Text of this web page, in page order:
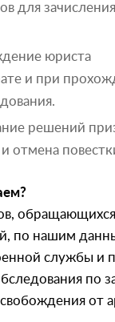
для зачисления
юриста
и при
решений
отмена
по нашим
службы и
по
от